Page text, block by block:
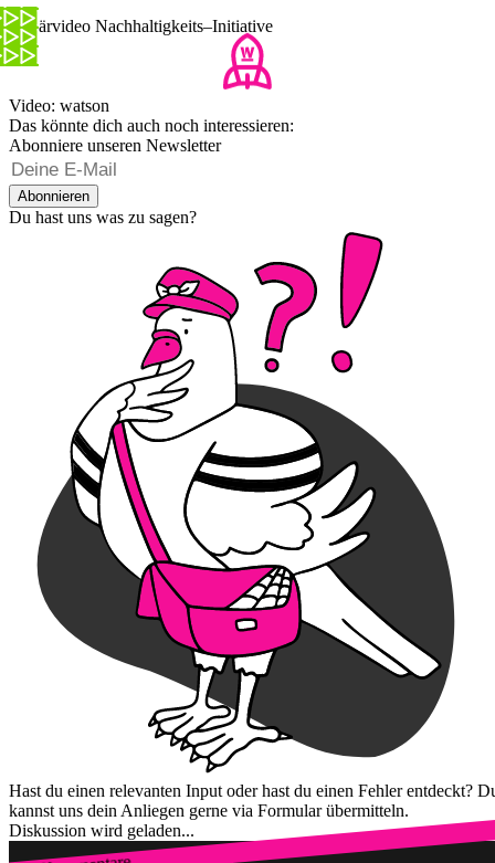
Erklärvideo Nachhaltigkeits–Initiative
Video: watson
Das könnte dich auch noch interessieren:
Abonniere unseren Newsletter
Abonnieren
Du hast uns was zu sagen?
Hast du einen relevanten Input oder hast du einen Fehler entdeckt?
kannst uns dein Anliegen gerne via Formular übermitteln.
Diskussion wird geladen...